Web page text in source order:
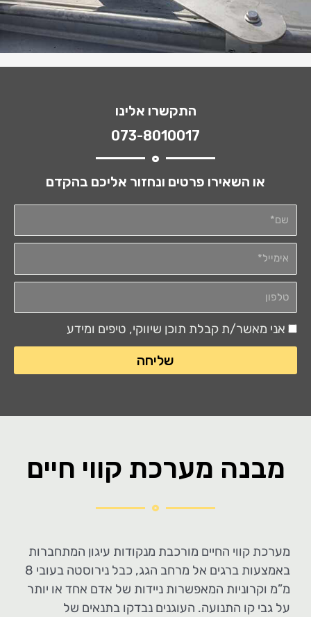
התקשרו אלינו
073-8010017
או השאירו פרטים ונחזור אליכם בהקדם
טלפון
הסכמה
אני מאשר/ת קבלת תוכן שיווקי, טיפים ומידע
שליחה
מבנה מערכת קווי חיים
מערכת קווי החיים מורכבת מנקודות עיגון המתחברות
באמצעות ברגים אל מרחב הגג, כבל נירוסטה בעובי 8
מ”מ וקרוניות המאפשרות ניידות של אדם אחד או יותר
על גבי קו התנועה. העוגנים נבדקו בתנאים של